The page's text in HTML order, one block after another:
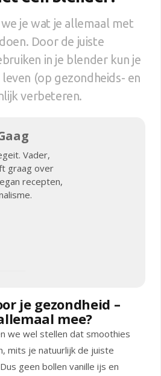
je wat je allemaal met
Door de juiste
in je blender kun je
(op gezondheids- en
verbeteren.
Vader,
graag over
recepten,
je gezondheid –
mee?
we wel stellen dat smoothies
mits je natuurlijk de juiste
geen bollen vanille ijs en